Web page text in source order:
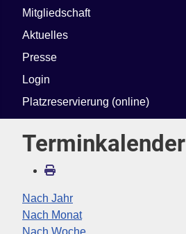
Mitgliedschaft
Aktuelles
Presse
Login
Platzreservierung (online)
Terminkalender
Nach Jahr
Nach Monat